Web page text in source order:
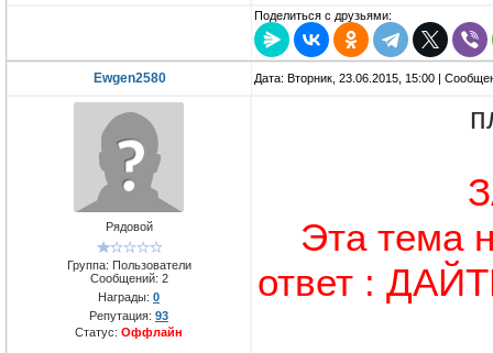
Поделиться с друзьями:
Ewgen2580 Дата: Вторник, 23.06.2015, 15:00 |
Рядовой
Группа: Пользователи
Сообщений: 2
Награды: 0
Репутация: 93
Статус: Оффлайн
Эта тема
ответ :